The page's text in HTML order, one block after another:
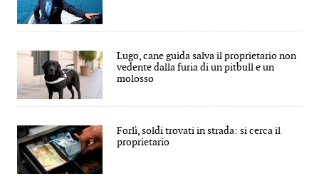
Lugo, cane guida salva il proprietario non
vedente dalla furia di un pitbull e un
molosso
Forlì, soldi trovati in strada: si cerca il
proprietario